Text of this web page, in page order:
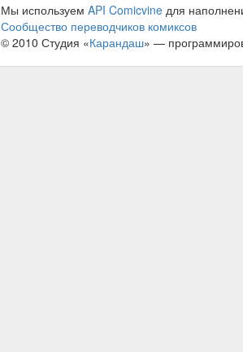
Мы используем API Comicvine для
Сообщество переводчиков комиксов
© 2010 Студия «Карандаш» —